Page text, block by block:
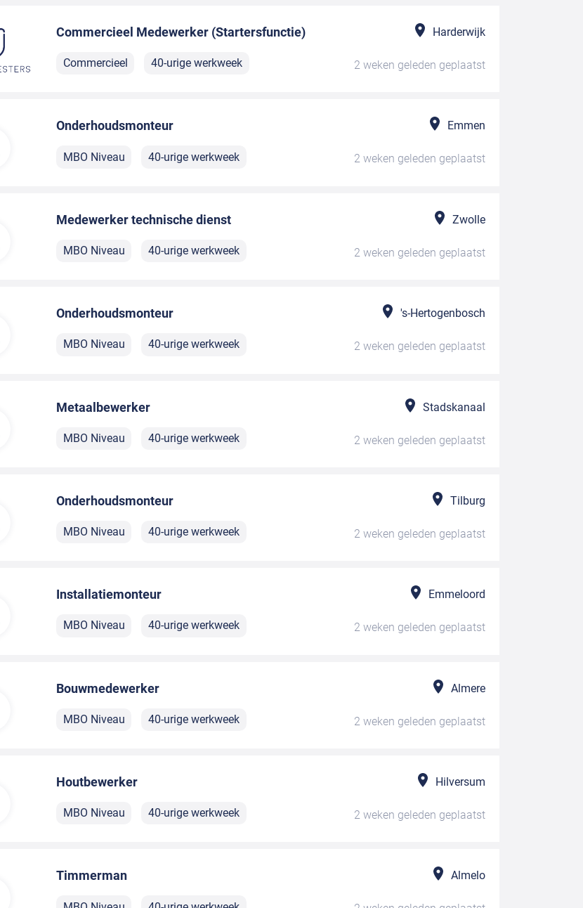
Commercieel Medewerker (Startersfunctie) Harderwijk
Commercieel 40-urige werkweek 2 weken geleden geplaatst
Onderhoudsmonteur Emmen
MBO Niveau 40-urige werkweek 2 weken geleden geplaatst
Medewerker technische dienst Zwolle
MBO Niveau 40-urige werkweek 2 weken geleden geplaatst
Onderhoudsmonteur 's-Hertogenbosch
MBO Niveau 40-urige werkweek 2 weken geleden geplaatst
Metaalbewerker Stadskanaal
MBO Niveau 40-urige werkweek 2 weken geleden geplaatst
Onderhoudsmonteur Tilburg
MBO Niveau 40-urige werkweek 2 weken geleden geplaatst
Installatiemonteur Emmeloord
MBO Niveau 40-urige werkweek 2 weken geleden geplaatst
Bouwmedewerker Almere
MBO Niveau 40-urige werkweek 2 weken geleden geplaatst
Houtbewerker Hilversum
MBO Niveau 40-urige werkweek 2 weken geleden geplaatst
Timmerman Almelo